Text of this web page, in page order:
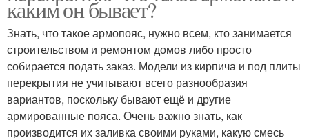
каким он бывает?
Знать, что такое армопояс, нужно всем, кто занимается
строительством и ремонтом домов либо просто
собирается подать заказ. Модели из кирпича и под плиты
перекрытия не учитывают всего разнообразия
вариантов, поскольку бывают ещё и другие
армированные пояса. Очень важно знать, как
производится их заливка своими руками, какую смесь